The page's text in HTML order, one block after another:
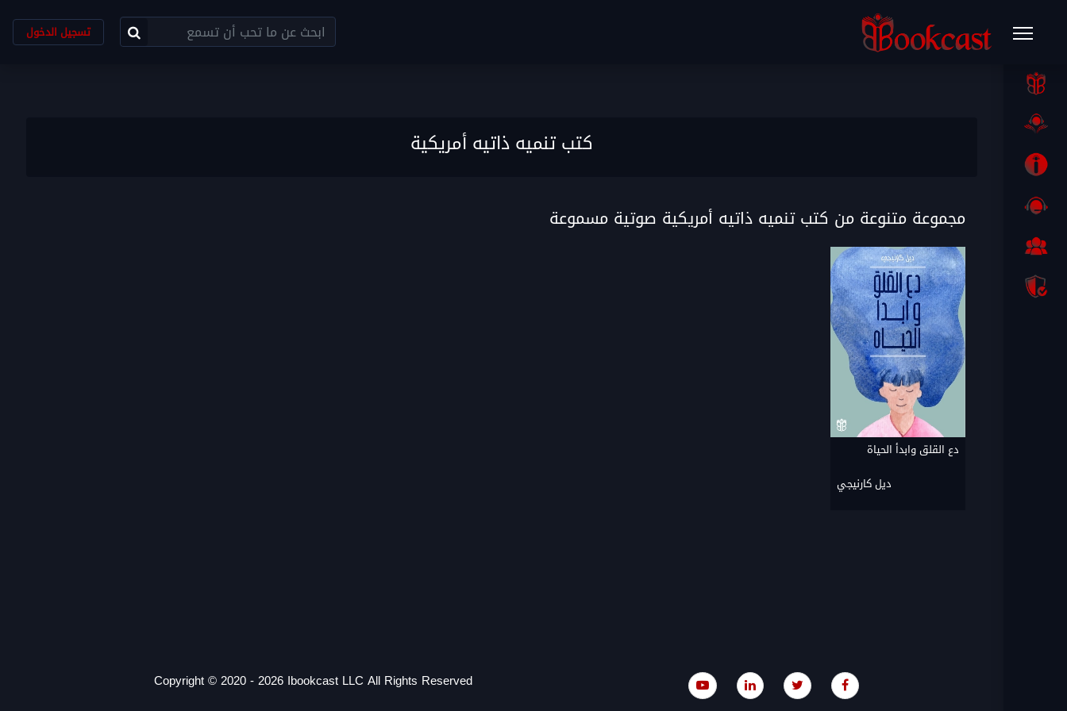
تسجيل الدخول
كتب تنميه ذاتيه أمريكية
مجموعة متنوعة من كتب تنميه ذاتيه أمريكية صوتية مسموعة
دع القلق وابدأ الحياة
ديل كارنيجي
Copyright © 2020 - 2026 Ibookcast LLC All Rights Reserved